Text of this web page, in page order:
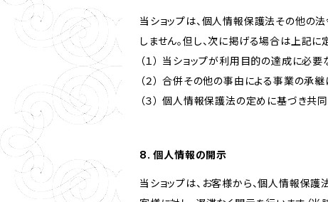
当ショップは、個人情報保護法その他の
しません。但し、次に掲げる場合は上記
（１） 当ショップが利用目的の達成に
（２） 合併その他の事由による事業の承
（３） 個人情報保護法の定めに基づき共
8. 個人情報の開示
当ショップは、お客様から、個人情報保